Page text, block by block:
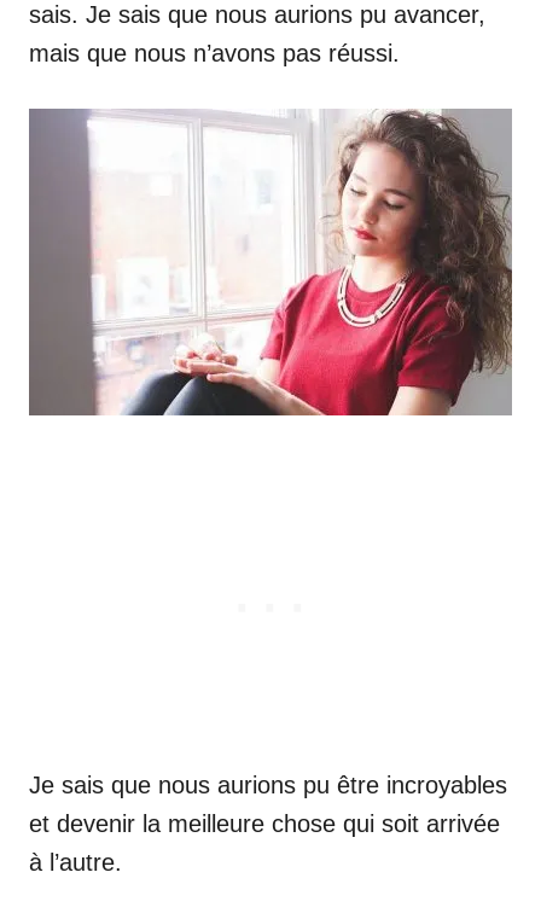
sais. Je sais que nous aurions pu avancer,
mais que nous n’avons pas réussi.
Je sais que nous aurions pu être incroyables
et devenir la meilleure chose qui soit arrivée
à l’autre.